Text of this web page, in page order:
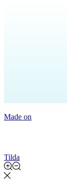
Made on
Tilda